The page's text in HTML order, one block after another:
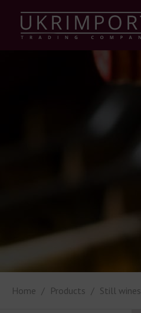
Home Products Still wines